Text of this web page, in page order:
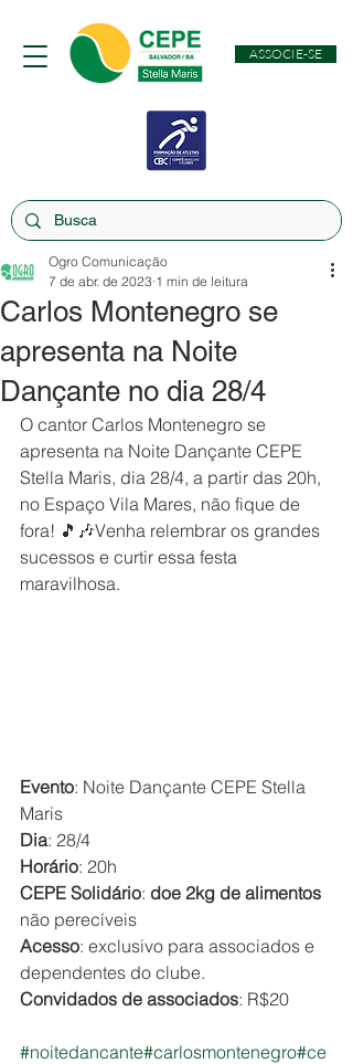
ASSOCIE-SE
Carlos Montenegro se
apresenta na Noite
Dançante no dia 28/4
Ogro Comunicação
7 de abr. de 2023 1 min de leitura
O cantor Carlos Montenegro se
apresenta na Noite Dançante CEPE
Stella Maris, dia 28/4, a partir das 20h,
no Espaço Vila Mares, não fique de
fora! 🎵🎶Venha relembrar os grandes
sucessos e curtir essa festa
maravilhosa.
Evento: Noite Dançante CEPE Stella
Maris
Dia: 28/4
Horário: 20h
CEPE Solidário: doe 2kg de alimentos
não perecíveis
Acesso: exclusivo para associados e
dependentes do clube.
Convidados de associados: R$20
#noitedancante#carlosmontenegro#ce